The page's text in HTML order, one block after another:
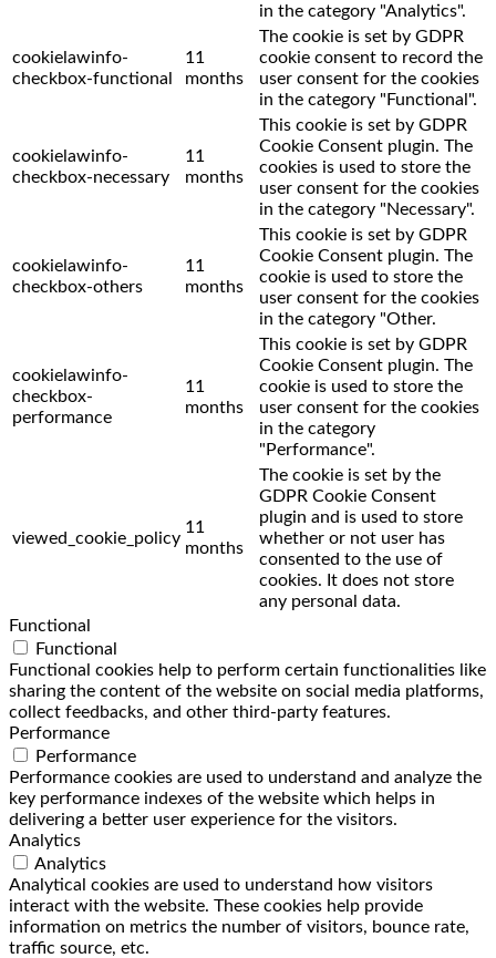
in the category "Analytics".
cookielawinfo-
checkbox-functional
11
months
The cookie is set by GDPR
cookie consent to record the
user consent for the cookies
in the category "Functional".
cookielawinfo-
checkbox-necessary
11
months
This cookie is set by GDPR
Cookie Consent plugin. The
cookies is used to store the
user consent for the cookies
in the category "Necessary".
cookielawinfo-
checkbox-others
11
months
This cookie is set by GDPR
Cookie Consent plugin. The
cookie is used to store the
user consent for the cookies
in the category "Other.
cookielawinfo-
checkbox-
performance
11
months
This cookie is set by GDPR
Cookie Consent plugin. The
cookie is used to store the
user consent for the cookies
in the category
"Performance".
viewed_cookie_policy
11
months
The cookie is set by the
GDPR Cookie Consent
plugin and is used to store
whether or not user has
consented to the use of
cookies. It does not store
any personal data.
Functional
Functional
Functional cookies help to perform certain functionalities like
sharing the content of the website on social media platforms,
collect feedbacks, and other third-party features.
Performance
Performance
Performance cookies are used to understand and analyze the
key performance indexes of the website which helps in
delivering a better user experience for the visitors.
Analytics
Analytics
Analytical cookies are used to understand how visitors
interact with the website. These cookies help provide
information on metrics the number of visitors, bounce rate,
traffic source, etc.